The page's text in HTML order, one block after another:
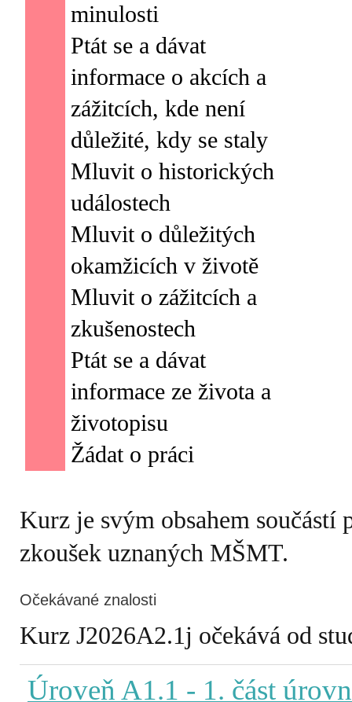
minulosti
Ptát se a dávat
informace o akcích a
zážitcích, kde není
důležité, kdy se staly
Mluvit o historických
událostech
Mluvit o důležitých
okamžicích v životě
Mluvit o zážitcích a
zkušenostech
Ptát se a dávat
informace ze života a
životopisu
Kurz je svým obsahem
zkoušek uznaných MŠMT.
Očekávané znalosti
Kurz J2026A2.1j očekává od
Úroveň A1.1 - 1. část